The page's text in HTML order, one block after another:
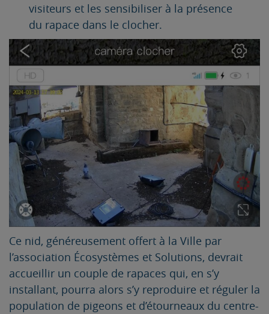
visiteurs et les sensibiliser à la présence
du rapace dans le clocher.
Ce nid, généreusement offert à la Ville par
l’association Écosystèmes et Solutions, devrait
accueillir un couple de rapaces qui, en s’y
installant, pourra alors s’y reproduire et réguler la
population de pigeons et d’étourneaux du centre-